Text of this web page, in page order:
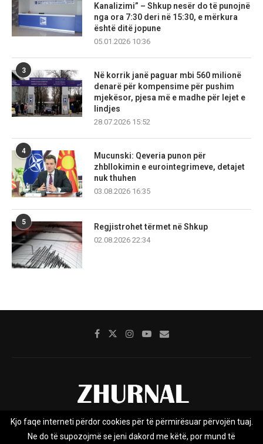
Kanalizimi” – Shkup nesër do të punojnë
nga ora 7:30 deri në 15:30, e mërkura
është ditë jopune
05.01.2026 10:36
3
Në korrik janë paguar mbi 560 milionë
denarë për kompensime për pushim
mjekësor, pjesa më e madhe për lejet e
lindjes
28.07.2026 15:52
4
Mucunski: Qeveria punon për
zhbllokimin e eurointegrimeve, detajet
nuk thuhen
03.08.2026 16:35
5
Regjistrohet tërmet në Shkup
02.08.2026 22:34
Rreth nesh Impresumi Marketing
Kontakt
Kjo faqe interneti përdor cookies për të përmirësuar përvojën tuaj.
Ne do të supozojmë se jeni dakord me këtë, por mund të